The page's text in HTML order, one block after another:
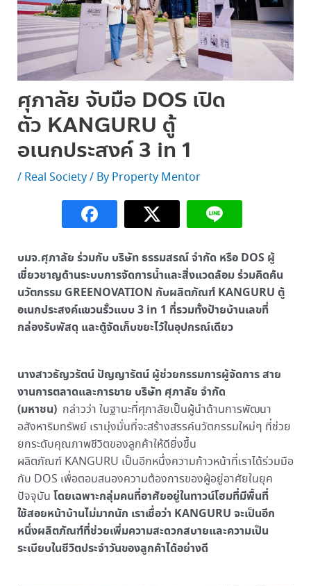
ศุภาลัย จับมือ DOS เปิด
ตัว KANGURU ตู้
อเนกประสงค์ 3 in 1
/ Real Society/ By Property Mentor
บมจ.ศุภาลัย ร่วมกับ บริษัท ธรรมสรณ์ จำกัด หรือ DOS ผู้
เชี่ยวชาญด้านระบบการจัดการน้ำและสิ่งแวดล้อม ร่วมคิดค้น
นวัตกรรม GREENOVATION กับผลิตภัณฑ์ KANGURU ตู้
อเนกประสงค์แขวนรั้วแบบ 3 in 1 ที่รวมทั้งป้ายบ้านเลขที่
กล่องรับพัสดุ และตู้จัดเก็บขยะไว้ในอุปกรณ์เดียว
นางสาวธัญวรัตน์ ปัญญารัตน์ ผู้ช่วยกรรมการผู้จัดการ สาย
งานการตลาดและการขาย บริษัท ศุภาลัย จำกัด
(มหาชน)กล่าวว่า ในฐานะที่ศุภาลัยเป็นผู้นำด้านการพัฒนา
อสังหาริมทรัพย์ เรามุ่งมั่นที่จะสร้างสรรค์นวัตกรรมใหม่ๆ ที่ช่วย
ยกระดับคุณภาพชีวิตของลูกค้าให้ดียิ่งขึ้น
ผลิตภัณฑ์ KANGURU เป็นอีกหนึ่งความก้าวหน้าที่เราได้ร่วมมือ
กับ DOS เพื่อตอบสนองความต้องการของผู้อยู่อาศัยในยุค
ปัจจุบัน โดยเฉพาะกลุ่มคนที่อาศัยอยู่ในทาวน์โฮมที่มีพื้นที่
ใช้สอยหน้าบ้านไม่มากนัก เราเชื่อว่า KANGURU จะเป็นอีก
หนึ่งผลิตภัณฑ์ที่ช่วยเพิ่มความสะดวกสบายและความเป็น
ระเบียบในชีวิตประจำวันของลูกค้าได้อย่างดี